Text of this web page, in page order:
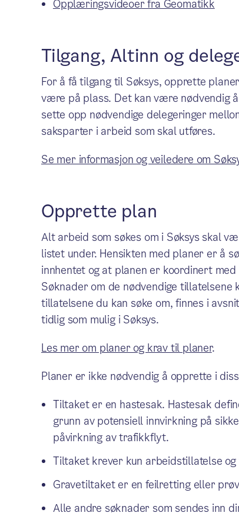
Opplæringsvideoer fra Geomatikk
Tilgang, Altinn og
For å få tilgang til Søksys, opprette
være på plass. Det kan være nødvendig
sette opp nødvendige delegeringer
saksparter i arbeid som skal utføres.
Se mer informasjon og veiledere om
Opprette plan
Alt arbeid som søkes om i Søksys skal
listet under. Hensikten med planer er å
innhentet og at planen er koordinert
Søknader om de nødvendige
tillatelsene du kan søke om, finnes i
tidlig som mulig i Søksys.
Les mer om planer og krav til planer.
Planer er ikke nødvendig å opprette i
Tiltaket er en hastesak. Hastesak
grunn av potensiell innvirkning på
påvirkning av trafikkflyt.
Tiltaket krever kun arbeidstillatelse
Gravetiltaket er en feilretting eller
Alle andre søknader som sendes inn